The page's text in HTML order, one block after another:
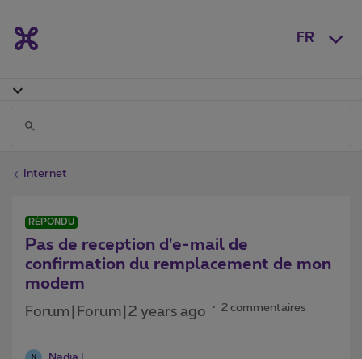
FR
Internet
RÉPONDU
Pas de reception d'e-mail de
confirmation du remplacement de mon
modem
Forum|Forum|2 years ago 2 commentaires
N